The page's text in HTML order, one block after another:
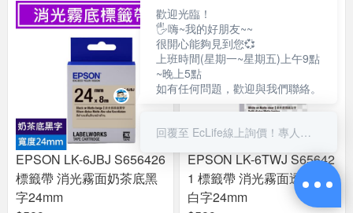
EPSON LK-6JBJ S656426
標籤帶 消光霧面奶茶底黑
字24mm
EPSON LK-6TWJ S65642
1 標籤帶 消光霧面透明底
白字24mm
歡迎光臨！
🖐嗨~我的好朋友~~
很開心能夠見到您💞
上班時間(星期一~星期五)上午9點
~晚上5點
如有任何問題，歡迎與我們聯絡。
回覆至 EcLife線上詢價！專人服務